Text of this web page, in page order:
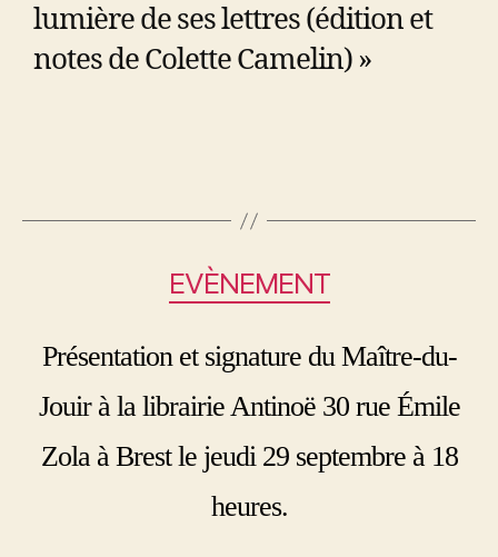
lumière de ses lettres (édition et
notes de Colette Camelin) »
EVÈNEMENT
Présentation et signature du Maître-du-
Jouir à la librairie Antinoë 30 rue Émile
Zola à Brest le jeudi 29 septembre à 18
heures.